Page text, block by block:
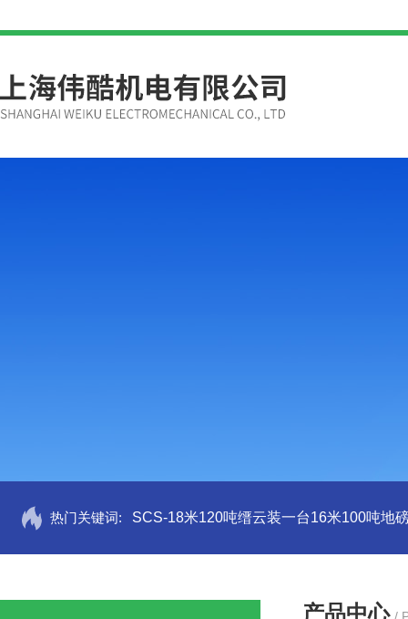
热门关键词: SCS-18米120吨缙云装一台16米100吨地
产品中心